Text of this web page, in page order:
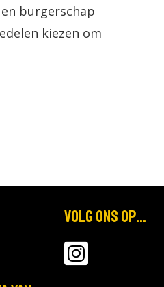
burgerschap
kiezen om
Volg ons op...